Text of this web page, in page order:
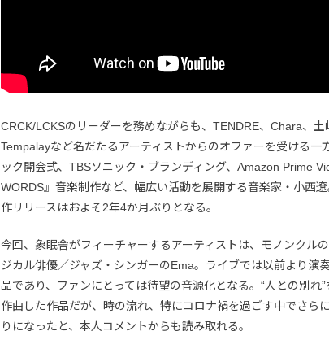
CRCK/LCKSのリーダーを務めながらも、TENDRE、Chara、土
Tempalayなど名だたるアーティストからのオファーを受ける一
ック開会式、TBSソニック・ブランディング、Amazon Prime
WORDS』音楽制作など、幅広い活動を展開する音楽家・小西
作リリースはおよそ2年4か月ぶりとなる。
今回、象眠舎がフィーチャーするアーティストは、モノンクル
ジカル俳優／ジャズ・シンガーのEma。ライブでは以前より演
品であり、ファンにとっては待望の音源化となる。“人との別れ
作曲した作品だが、時の流れ、特にコロナ禍を過ごす中でさら
りになったと、本人コメントからも読み取れる。